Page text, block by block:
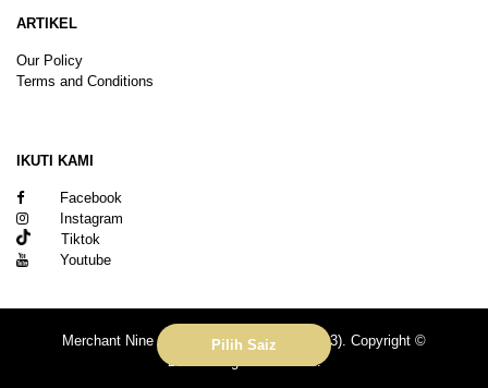
Pilih Saiz
ARTIKEL
Our Policy
Terms and Conditions
IKUTI KAMI
Facebook
Instagram
Tiktok
Youtube
Merchant Nine Sdn Bhd (No. 201601039113). Copyright ©
2026.All rights reserved.